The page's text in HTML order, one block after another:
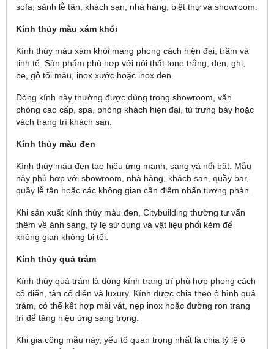
sofa, sảnh lễ tân, khách sạn, nhà hàng, biệt thự và showroom.
Kính thủy màu xám khói
Kính thủy màu xám khói mang phong cách hiện đại, trầm và
tinh tế. Sản phẩm phù hợp với nội thất tone trắng, đen, ghi,
be, gỗ tối màu, inox xước hoặc inox đen.
Dòng kính này thường được dùng trong showroom, văn
phòng cao cấp, spa, phòng khách hiện đại, tủ trưng bày hoặc
vách trang trí khách sạn.
Kính thủy màu đen
Kính thủy màu đen tạo hiệu ứng mạnh, sang và nổi bật. Mẫu
này phù hợp với showroom, nhà hàng, khách sạn, quầy bar,
quầy lễ tân hoặc các không gian cần điểm nhấn tương phản.
Khi sản xuất kính thủy màu đen, Citybuilding thường tư vấn
thêm về ánh sáng, tỷ lệ sử dụng và vật liệu phối kèm để
không gian không bị tối.
Kính thủy quả trám
Kính thủy quả trám là dòng kính trang trí phù hợp phong cách
cổ điển, tân cổ điển và luxury. Kính được chia theo ô hình quả
trám, có thể kết hợp mài vát, nẹp inox hoặc đường ron trang
trí để tăng hiệu ứng sang trọng.
Khi gia công mẫu này, yếu tố quan trọng nhất là chia tỷ lệ ô